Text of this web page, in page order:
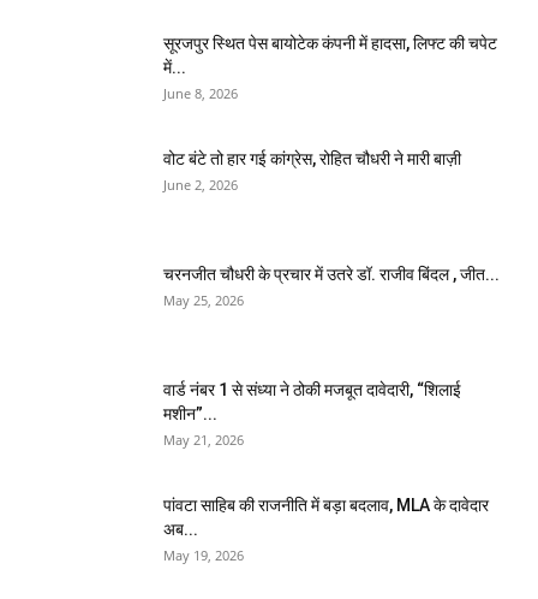
सूरजपुर स्थित पेस बायोटेक कंपनी में हादसा, लिफ्ट की चपेट
में...
June 8, 2026
वोट बंटे तो हार गई कांग्रेस, रोहित चौधरी ने मारी बाज़ी
June 2, 2026
चरनजीत चौधरी के प्रचार में उतरे डॉ. राजीव बिंदल , जीत...
May 25, 2026
वार्ड नंबर 1 से संध्या ने ठोकी मजबूत दावेदारी, “शिलाई
मशीन”...
May 21, 2026
पांवटा साहिब की राजनीति में बड़ा बदलाव, MLA के दावेदार
अब...
May 19, 2026